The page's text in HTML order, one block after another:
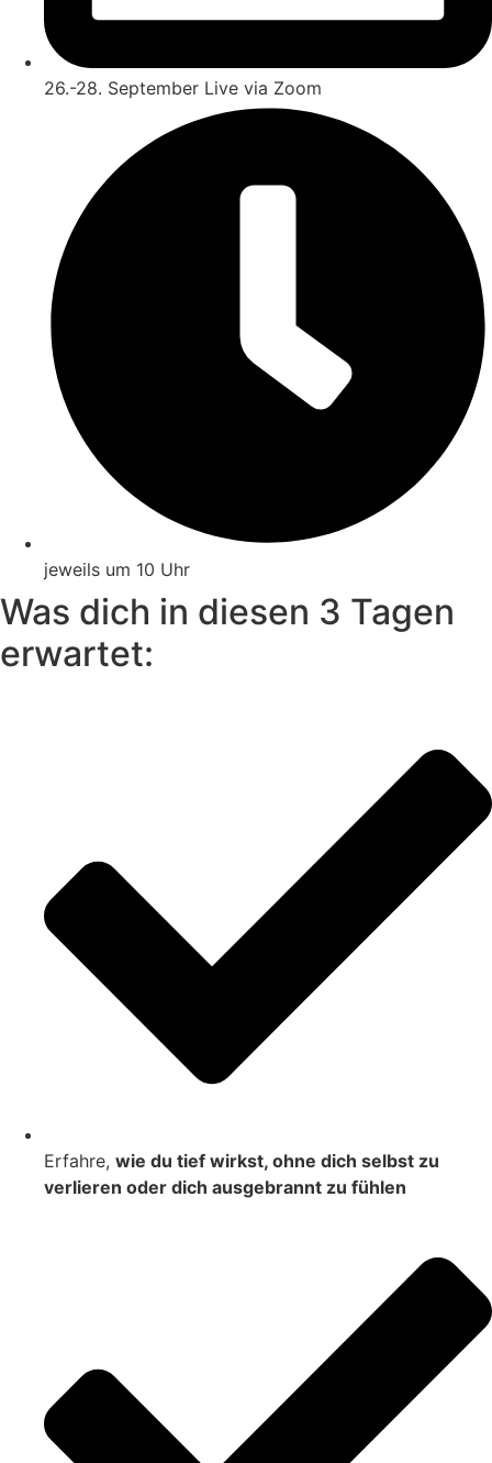
26.-28. September Live via Zoom
jeweils um 10 Uhr
Was dich in diesen 3 Tagen
erwartet:
Erfahre, wie du tief wirkst, ohne dich selbst zu
verlieren oder dich ausgebrannt zu fühlen